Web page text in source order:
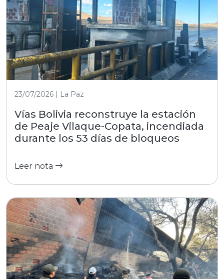
23/07/2026 | La Paz
Vías Bolivia reconstruye la estación
de Peaje Vilaque-Copata, incendiada
durante los 53 días de bloqueos
Leer nota